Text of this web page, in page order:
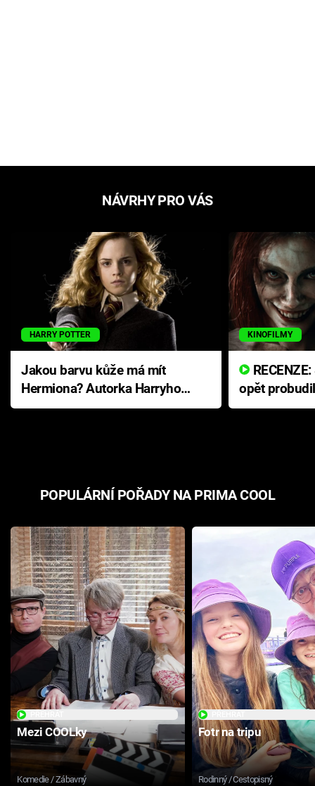
NÁVRHY PRO VÁS
HARRY POTTER
Jakou barvu kůže má mít
Hermiona? Autorka Harryho
Pottera přišla s ráznou
KINOFILMY
opět
přichází s
POPULÁRNÍ POŘADY NA PRIMA COOL
Mezi COOLky
Komedie / Zábavný
Fotr na tripu
Rodinný / Cestopisný